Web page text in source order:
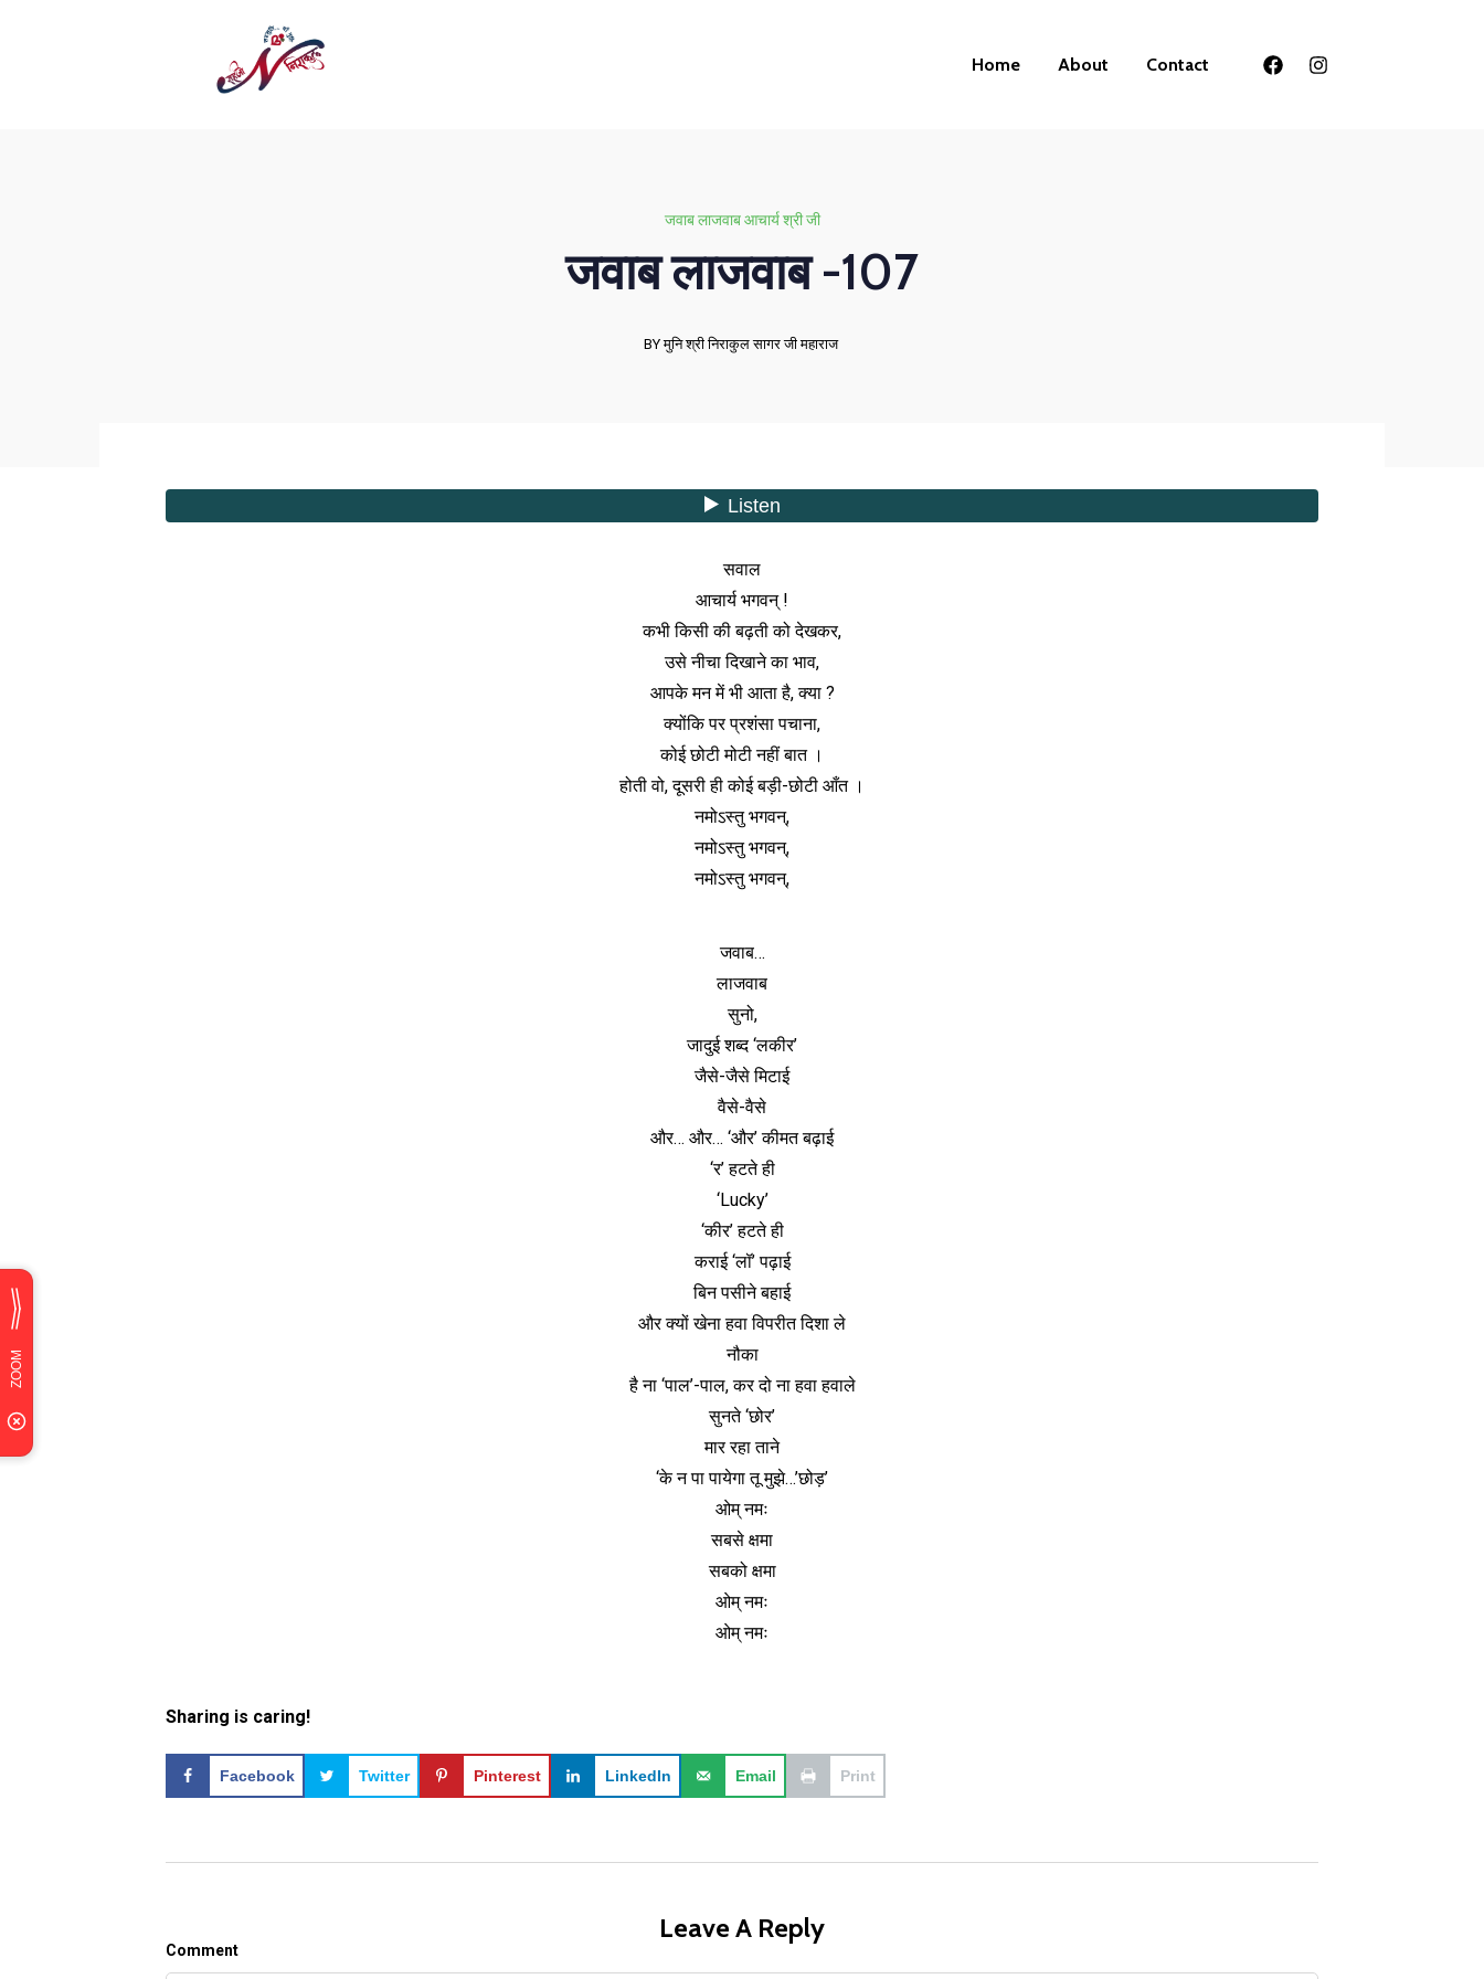
Home About Contact
जवाब लाजवाब आचार्य श्री जी
जवाब लाजवाब -107
BY मुनि श्री निराकुल सागर जी महाराज
सवाल
आचार्य भगवन् !
कभी किसी की बढ़ती को देखकर,
उसे नीचा दिखाने का भाव,
आपके मन में भी आता है, क्या ?
क्योंकि पर प्रशंसा पचाना,
कोई छोटी मोटी नहीं बात ।
होती वो, दूसरी ही कोई बड़ी-छोटी आँत ।
नमोऽस्तु भगवन्,
नमोऽस्तु भगवन्,
नमोऽस्तु भगवन्,
जवाब…
लाजवाब
सुनो,
जादुई शब्द ‘लकीर’
जैसे-जैसे मिटाई
वैसे-वैसे
और… और… ‘और’ कीमत बढ़ाई
‘र’ हटते ही
‘Lucky’
‘कीर’ हटते ही
कराई ‘लॉ’ पढ़ाई
बिन पसीने बहाई
और क्यों खेना हवा विपरीत दिशा ले
नौका
है ना ‘पाल’-पाल, कर दो ना हवा हवाले
सुनते ‘छोर’
मार रहा ताने
‘के न पा पायेगा तू मुझे…’छोड़’
ओम् नमः
सबसे क्षमा
सबको क्षमा
ओम् नमः
ओम् नमः
Sharing is caring!
Facebook Twitter Pinterest LinkedIn Email Print
Leave A Reply
Comment